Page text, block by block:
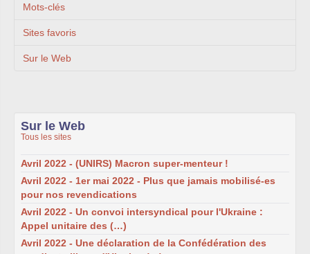
Mots-clés
Sites favoris
Sur le Web
Sur le Web
Tous les sites
Avril 2022 - (UNIRS) Macron super-menteur !
Avril 2022 - 1er mai 2022 - Plus que jamais mobilisé-es
pour nos revendications
Avril 2022 - Un convoi intersyndical pour l'Ukraine :
Appel unitaire des (…)
Avril 2022 - Une déclaration de la Confédération des